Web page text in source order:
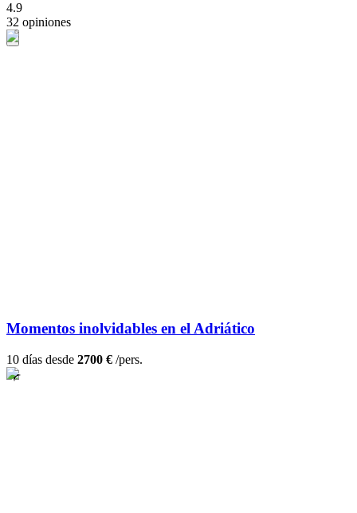
4.9
32 opiniones
Momentos inolvidables en el Adriático
10 días desde 2700 € /pers.